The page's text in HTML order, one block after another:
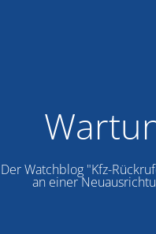
Der Watchblog "Kfz-
an einer